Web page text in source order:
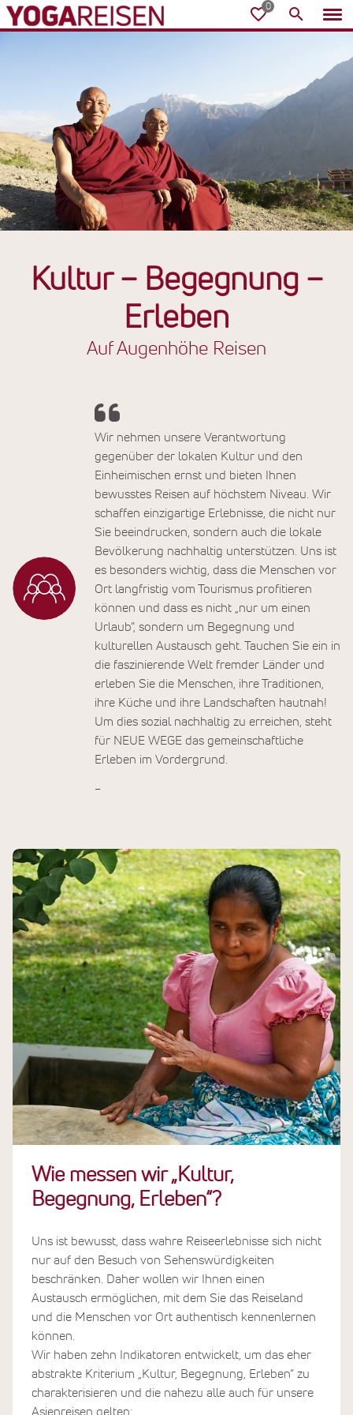
Kultur −Begegnung −
Erleben
Auf Augenhöhe Reisen
Wir nehmen unsere Verantwortung
gegenüber der lokalen Kultur und den
Einheimischen ernst und bieten Ihnen
bewusstes Reisen auf höchstem Niveau. Wir
schaffen einzigartige Erlebnisse, die nicht nur
Sie beeindrucken, sondern auch die lokale
Bevölkerung nachhaltig unterstützen. Uns ist
es besonders wichtig, dass die Menschen vor
Ort langfristig vom Tourismus profitieren
können und dass es nicht „nur um einen
Urlaub“, sondern um Begegnung und
kulturellen Austausch geht. Tauchen Sie ein in
die faszinierende Welt fremder Länder und
erleben Sie die Menschen, ihre Traditionen,
ihre Küche und ihre Landschaften hautnah!
Um dies sozial nachhaltig zu erreichen, steht
für NEUE WEGE das gemeinschaftliche
Erleben im Vordergrund.
–
Wie messen wir „Kultur,
Begegnung, Erleben“?
Uns ist bewusst, dass wahre Reiseerlebnisse sich nicht
nur auf den Besuch von Sehenswürdigkeiten
beschränken. Daher wollen wir Ihnen einen
Austausch ermöglichen, mit dem Sie das Reiseland
und die Menschen vor Ort authentisch kennenlernen
können.
Wir haben zehn Indikatoren entwickelt, um das eher
abstrakte Kriterium „Kultur, Begegnung, Erleben“ zu
charakterisieren und die nahezu alle auch für unsere
Asienreisen gelten: